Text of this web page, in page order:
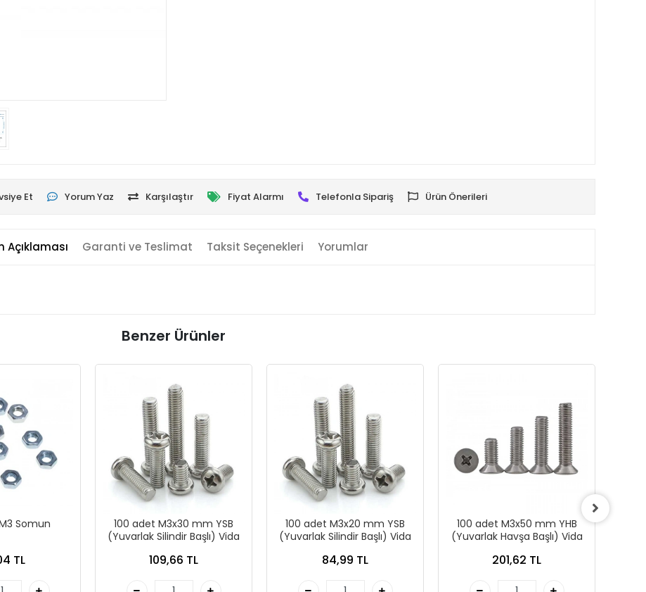
Et Yorum Yaz Karşılaştır Fiyat Alarmı Telefonla Sipariş Ürün Önerileri
Açıklaması Garanti ve Teslimat Taksit Seçenekleri Yorumlar
Benzer Ürünler
Somun
TL
100 adet M3x30 mm YSB
(Yuvarlak Silindir Başlı) Vida
109,66 TL
100 adet M3x20 mm YSB
(Yuvarlak Silindir Başlı) Vida
84,99 TL
100 adet M3x50 mm YHB
(Yuvarlak Havşa Başlı) Vida
201,62 TL